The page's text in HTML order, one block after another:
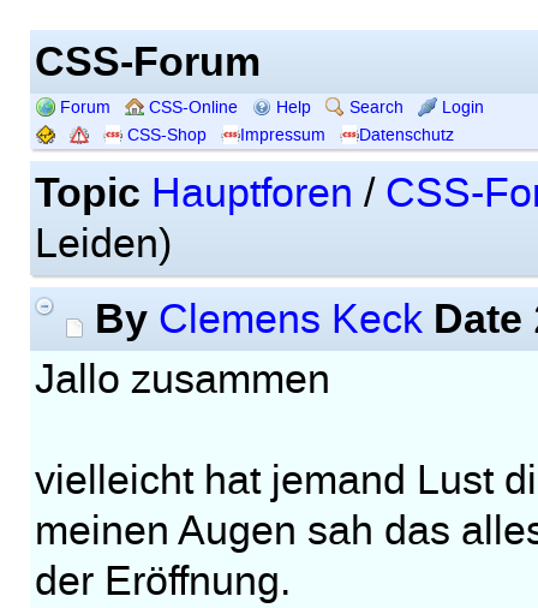
CSS-Forum
Forum CSS-Online Help Search
Login
CSS-Shop
Impressum Datenschutz
Topic Hauptforen / CSS-
Leiden)
By Clemens Keck Date
Jallo zusammen
vielleicht hat jemand Lust
meinen Augen sah das
der Eröffnung.